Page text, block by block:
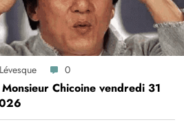
0
Chicoine vendredi 31